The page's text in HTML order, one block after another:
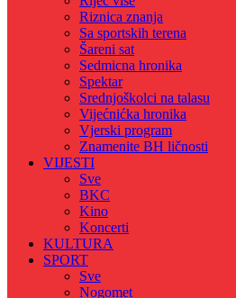
Riznica znanja
Sa sportskih terena
Šareni sat
Sedmicna hronika
Spektar
Srednjoškolci na talasu
Vijećnićka hronika
Vjerski program
Znamenite BH ličnosti
VIJESTI
Sve
BKC
Kino
Koncerti
KULTURA
SPORT
Sve
Nogomet